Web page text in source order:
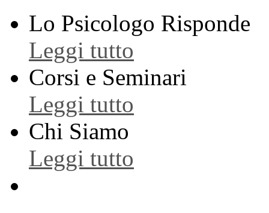
Lo Psicologo Risponde
Leggi tutto
Corsi e Seminari
Leggi tutto
Chi Siamo
Leggi tutto